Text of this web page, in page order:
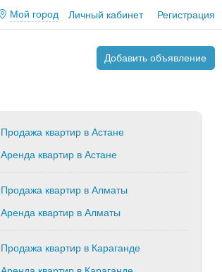
Мой город Личный кабинет Регистрация
Добавить объявление
Продажа квартир в Астане
Аренда квартир в Астане
Продажа квартир в Алматы
Аренда квартир в Алматы
Продажа квартир в Караганде